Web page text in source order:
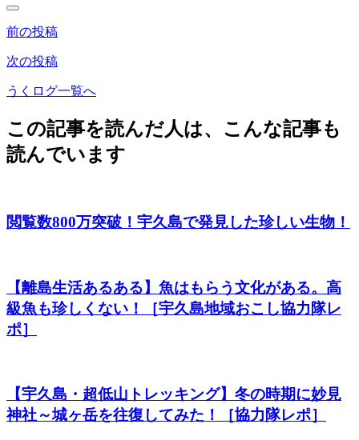
前の投稿
次の投稿
うくログ一覧へ
この記事を読んだ人は、こんな記事も
読んでいます
閲覧数800万突破！宇久島で発見した珍しい生物！
【離島生活あるある】魚はもらう文化がある。高
級魚も珍しくない！［宇久島地域おこし協力隊レ
ポ］
【宇久島・超低山トレッキング】冬の時期に妙見
神社～城ヶ岳を往復してみた！［協力隊レポ］